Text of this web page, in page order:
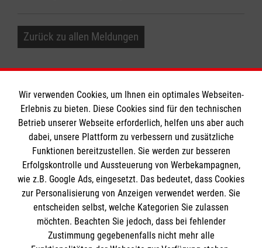
Zurück zu allen Meldungen
Informationen
Impressum
Datenschutz
Barrierefreiheit
Kontakt
Die Malteser
Malteser in Deutschland
Wir verwenden Cookies, um Ihnen ein optimales Webseiten-
Erlebnis zu bieten. Diese Cookies sind für den technischen
Betrieb unserer Webseite erforderlich, helfen uns aber auch
dabei, unsere Plattform zu verbessern und zusätzliche
Funktionen bereitzustellen. Sie werden zur besseren
Erfolgskontrolle und Aussteuerung von Werbekampagnen,
wie z.B. Google Ads, eingesetzt. Das bedeutet, dass Cookies
zur Personalisierung von Anzeigen verwendet werden. Sie
entscheiden selbst, welche Kategorien Sie zulassen
möchten. Beachten Sie jedoch, dass bei fehlender
Zustimmung gegebenenfalls nicht mehr alle